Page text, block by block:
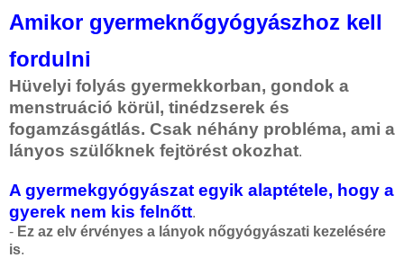
Amikor gyermeknőgyógyászhoz kell
fordulni
Hüvelyi folyás gyermekkorban, gondok a
menstruáció körül, tinédzserek és
fogamzásgátlás. Csak néhány probléma, ami a
lányos szülőknek fejtörést okozhat.
A gyermekgyógyászat egyik alaptétele, hogy a
gyerek nem kis felnőtt.
- Ez az elv érvényes a lányok nőgyógyászati kezelésére
is.